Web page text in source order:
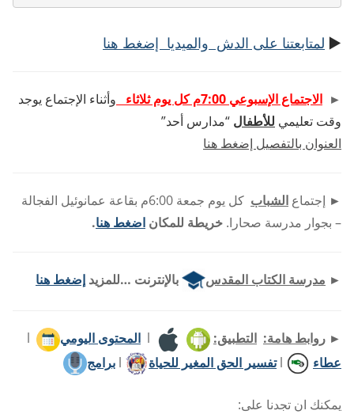
► لمتابعتنا على الدش والميديا إضغط هنا
► الاجتماع الإسبوعي 7:00م كل يوم ثلاثاء
وأثناء الإجتماع يوجد
وقت تعليمي للأطفال “مدارس أحد”
العنوان بالتفصيل إضغط هنا
► إجتماع الشباب
كل يوم جمعة 6:00م بقاعة عمانوئيل الفجالة
– بجوار مدرسة صحارا. خريطة للمكان اضغط هنا.
► مدرسة الكتاب المقدس بالإنترنت …للمزيد إضغط هنا
► روابط هامة: التطبيق: المحتوى اليومي
عطاء
تفسير الحق المغير للحياة برامج
يمكنك ان تجدنا على: